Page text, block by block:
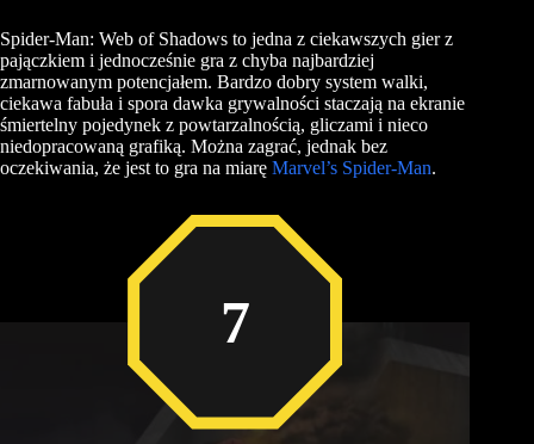
Spider-Man: Web of Shadows to jedna z ciekawszych gier z
pajączkiem i jednocześnie gra z chyba najbardziej
zmarnowanym potencjałem. Bardzo dobry system walki,
ciekawa fabuła i spora dawka grywalności staczają na ekranie
śmiertelny pojedynek z powtarzalnością, gliczami i nieco
niedopracowaną grafiką. Można zagrać, jednak bez
oczekiwania, że jest to gra na miarę Marvel’s Spider-Man.
7